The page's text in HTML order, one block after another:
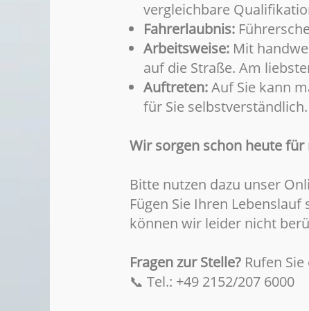
vergleichbare
Fahrerlaubnis:
Arbeitsweise: Mit
auf die Straße. Am
Auftreten:Auf Sie kann
für Sie selbstverständlich.
Wir sorgen schon heute für
Bitte nutzen dazu unser
Fügen Sie Ihren
können wir leider nicht
Fragen zur Stelle? Rufen
📞 Tel.: +49 2152/207 6000